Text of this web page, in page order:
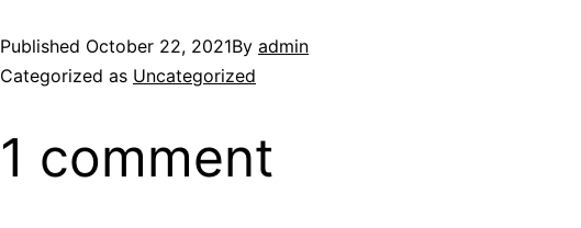
Published October 22, 2021By admin
Categorized as Uncategorized
1 comment